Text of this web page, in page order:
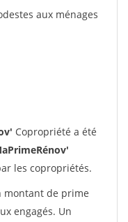
aux ménages
Copropriété a été
les copropriétés.
montant de prime
engagés. Un